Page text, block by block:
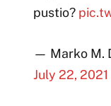
pustio?
— Marko M.
July 22, 2021